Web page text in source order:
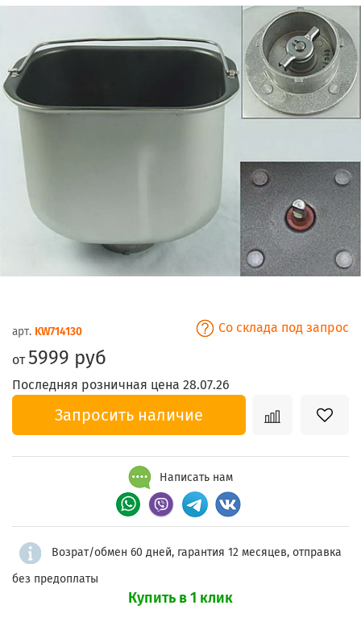
арт. KW714130 Со склада под запрос
от 5999 руб
Последняя розничная цена 28.07.26
Запросить наличие
Написать нам
Возрат/обмен 60 дней, гарантия 12 месяцев, отправка
без предоплаты
Купить в 1 клик